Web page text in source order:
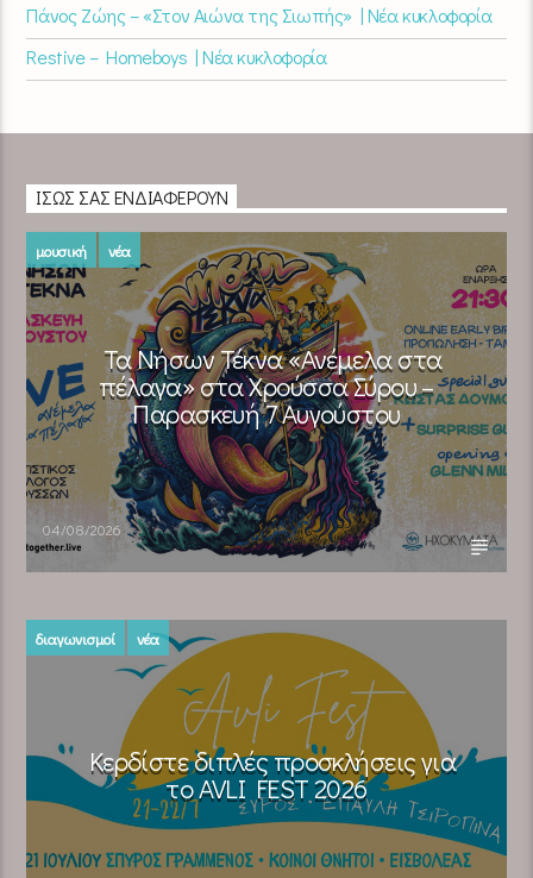
Πάνος Ζώης – «Στον Αιώνα της Σιωπής» | Νέα κυκλοφορία
Restive – Homeboys | Νέα κυκλοφορία
ΊΣΩΣ ΣΑΣ ΕΝΔΙΑΦΈΡΟΥΝ
μουσική νέα
Τα Νήσων Τέκνα «Ανέμελα στα
πέλαγα» στα Χρούσσα Σύρου –
Παρασκευή 7 Αυγούστου
04/08/2026
διαγωνισμοί νέα
Κερδίστε διπλές προσκλήσεις για
το AVLI FEST 2026